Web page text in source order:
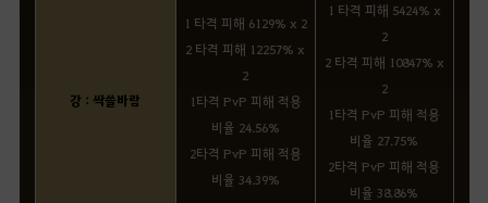
강 : 싹쓸바람
1 타격 피해 6129% x 2
2 타격 피해 12257% x
2
1타격 PvP 피해 적용
비율 24.56%
2타격 PvP 피해 적용
비율 34.39%
1 타격 피해 5424% x
2
2 타격 피해 10847% x
2
1타격 PvP 피해 적용
비율 27.75%
2타격 PvP 피해 적용
비율 38.86%